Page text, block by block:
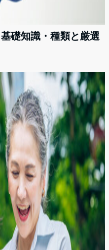
礎知識・種類と厳選